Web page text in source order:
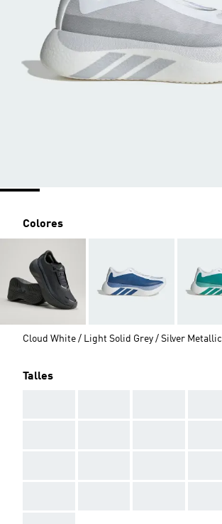
Colores
Cloud White / Light Solid Grey / Silver Metallic
Talles